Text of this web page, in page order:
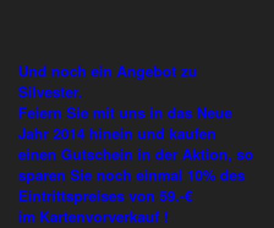
Und noch ein Angebot zu
Silvester.
Feiern Sie mit uns in das Neue
Jahr 2014 hinein und kaufen
einen Gutschein in der Aktion, so
sparen Sie noch einmal 10% des
Eintrittspreises von 59.-€
im Kartenvorverkauf !